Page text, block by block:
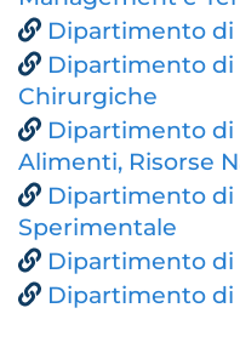
Dipartimento di
Dipartimento di
Chirurgiche
Dipartimento di
Alimenti, Risorse
Dipartimento di
Sperimentale
Dipartimento di
Dipartimento di